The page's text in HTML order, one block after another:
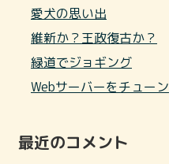
愛犬の思い出
維新か？王政復古か？
緑道でジョギング
Webサーバーをチューン
最近のコメント